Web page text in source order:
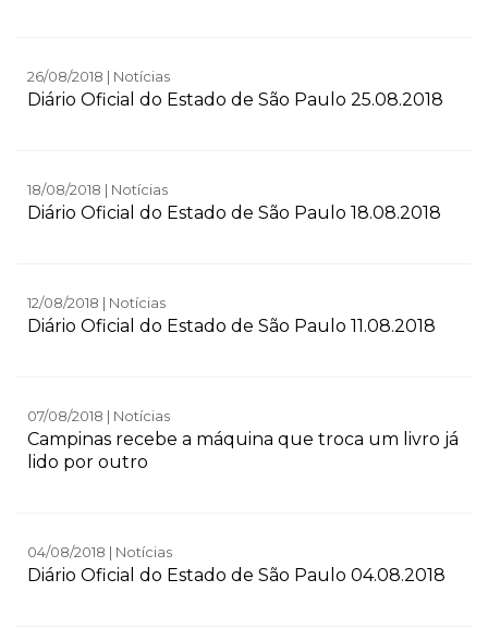
26/08/2018 | Notícias
Diário Oficial do Estado de São Paulo 25.08.2018
18/08/2018 | Notícias
Diário Oficial do Estado de São Paulo 18.08.2018
12/08/2018 | Notícias
Diário Oficial do Estado de São Paulo 11.08.2018
07/08/2018 | Notícias
Campinas recebe a máquina que troca um livro já
lido por outro
04/08/2018 | Notícias
Diário Oficial do Estado de São Paulo 04.08.2018